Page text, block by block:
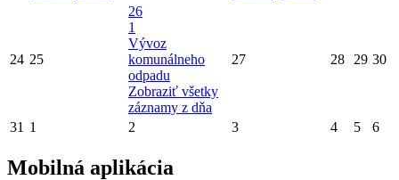
24 25
26
1
Vývoz
komunálneho
odpadu
Zobraziť všetky
záznamy z dňa
27 28 29 30
31 1 2 3 4 5 6
Mobilná aplikácia